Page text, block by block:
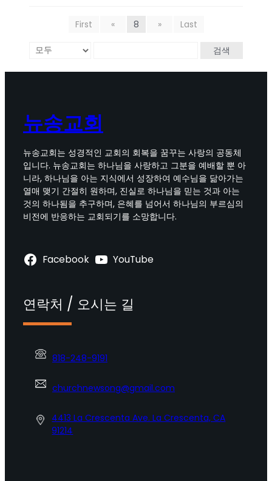
First « 8 » Last
검색
뉴송교회
뉴송교회는 성경적인 교회의 회복을 꿈꾸는 사랑의 공동체
입니다. 뉴송교회는 하나님을 사랑하고 그분을 예배할 뿐 아
니라, 하나님을 아는 지식에서 성장하여 예수님을 닮아가는
열매 맺기 간절히 원하며, 진실로 하나님을 믿는 것과 아는
것의 하나됨을 추구하며, 은혜를 넘어서 하나님의 부르심의
비전에 반응하는 교회되기를 소망합니다.
Facebook YouTube
연락처 / 오시는 길
818-248-9191
churchnewsong@gmail.com
4413 La Crescenta Ave. La Crescenta, CA
91214